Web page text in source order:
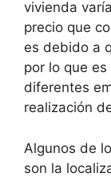
vivienda
precio que
es debido a
por lo que
diferentes
realización
Algunos de
son la